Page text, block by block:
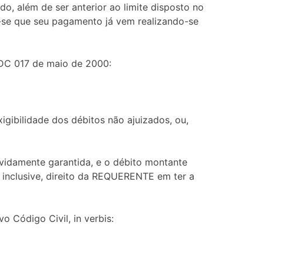
além de ser anterior ao limite disposto no
que seu pagamento já vem realizando-se
017 de maio de 2000:
dos débitos não ajuizados, ou,
garantida, e o débito montante
direito da REQUERENTE em ter a
Código Civil, in verbis: